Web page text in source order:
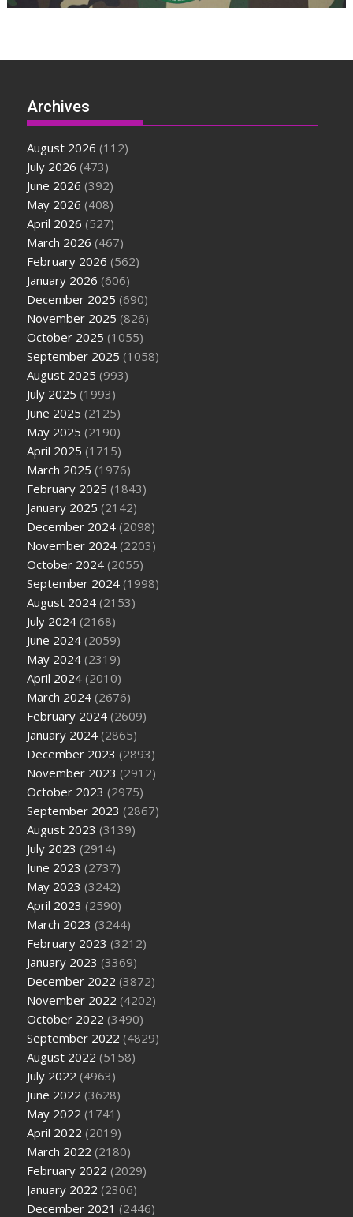
Archives
August 2026 (112)
July 2026 (473)
June 2026 (392)
May 2026 (408)
April 2026 (527)
March 2026 (467)
February 2026 (562)
January 2026 (606)
December 2025 (690)
November 2025 (826)
October 2025 (1055)
September 2025 (1058)
August 2025 (993)
July 2025 (1993)
June 2025 (2125)
May 2025 (2190)
April 2025 (1715)
March 2025 (1976)
February 2025 (1843)
January 2025 (2142)
December 2024 (2098)
November 2024 (2203)
October 2024 (2055)
September 2024 (1998)
August 2024 (2153)
July 2024 (2168)
June 2024 (2059)
May 2024 (2319)
April 2024 (2010)
March 2024 (2676)
February 2024 (2609)
January 2024 (2865)
December 2023 (2893)
November 2023 (2912)
October 2023 (2975)
September 2023 (2867)
August 2023 (3139)
July 2023 (2914)
June 2023 (2737)
May 2023 (3242)
April 2023 (2590)
March 2023 (3244)
February 2023 (3212)
January 2023 (3369)
December 2022 (3872)
November 2022 (4202)
October 2022 (3490)
September 2022 (4829)
August 2022 (5158)
July 2022 (4963)
June 2022 (3628)
May 2022 (1741)
April 2022 (2019)
March 2022 (2180)
February 2022 (2029)
January 2022 (2306)
December 2021 (2446)